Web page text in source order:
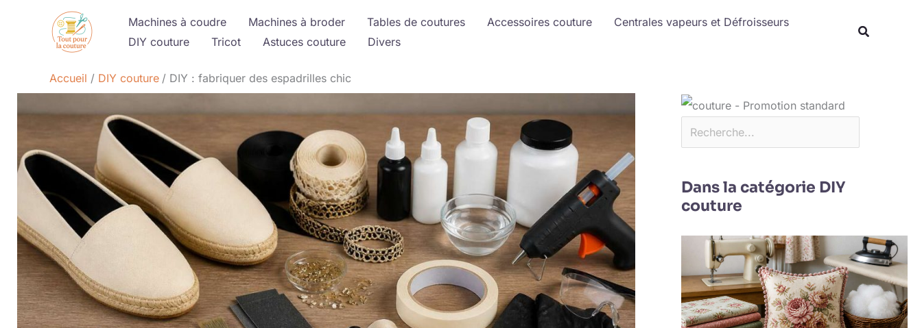
Machines à coudre Machines à broder Tables de coutures Accessoires couture
Centrales vapeurs et Défroisseurs
DIY couture
Tricot Astuces couture Divers
Accueil DIY couture DIY : fabriquer des espadrilles chic
Dans la catégorie DIY
couture